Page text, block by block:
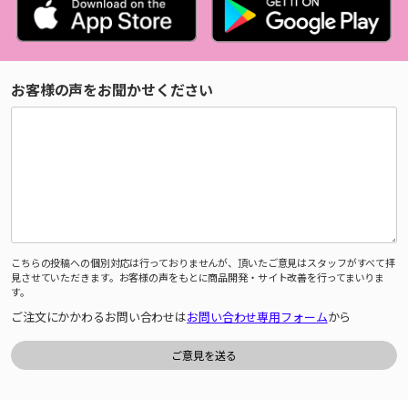
お客様の声をお聞かせください
こちらの投稿への個別対応は行っておりませんが、頂いたご意見はスタッフがすべて拝
見させていただきます。お客様の声をもとに商品開発・サイト改善を行ってまいりま
す。
ご注文にかかわるお問い合わせはお問い合わせ専用フォームから